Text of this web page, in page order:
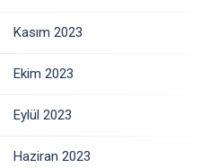
Kasım 2023
Ekim 2023
Eylül 2023
Haziran 2023